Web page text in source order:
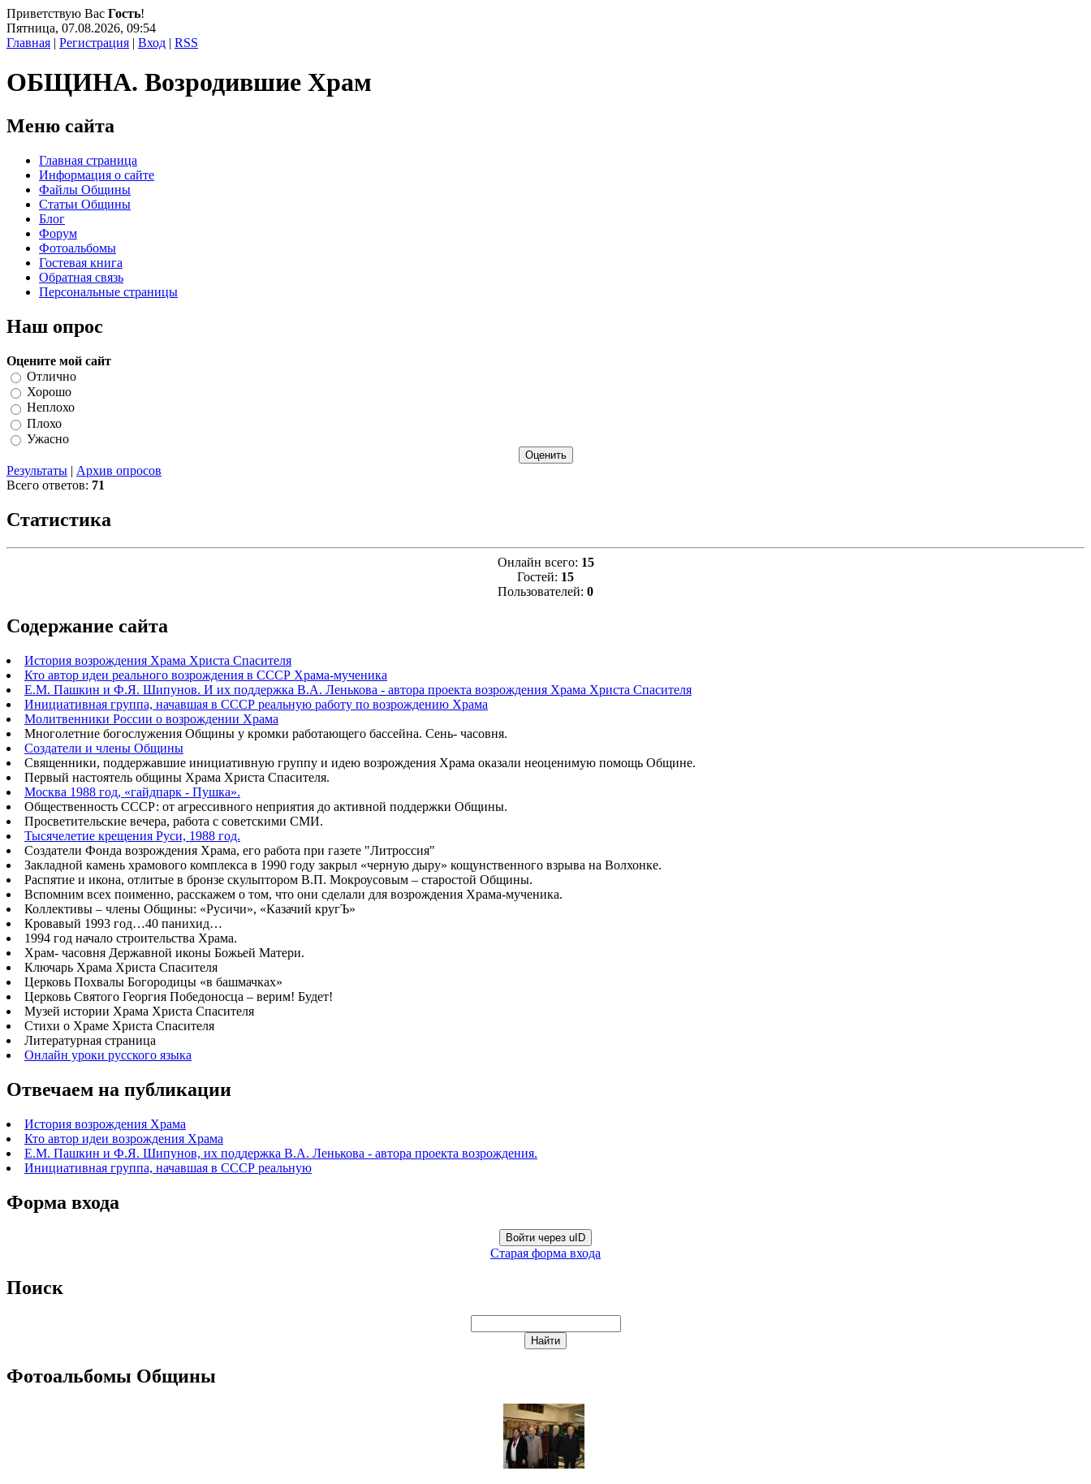
Приветствую Вас Гость!
Пятница, 07.08.2026, 09:54
Главная | Регистрация | Вход | RSS
ОБЩИНА. Возродившие Храм
Меню сайта
Главная страница
Информация о сайте
Файлы Общины
Статьи Общины
Блог
Форум
Фотоальбомы
Гостевая книга
Обратная связь
Персональные страницы
Наш опрос
Оцените мой сайт
Отлично
Хорошо
Неплохо
Плохо
Ужасно
Результаты | Архив опросов
Всего ответов: 71
Статистика
Онлайн всего: 15
Гостей: 15
Пользователей: 0
Содержание сайта
История возрождения Храма Христа Спасителя
Кто автор идеи реального возрождения в СССР Храма-мученика
Е.М. Пашкин и Ф.Я. Шипунов. И их поддержка В.А. Ленькова - автора проекта возрождения Храма Христа Спасителя
Инициативная группа, начавшая в СССР реальную работу по возрождению Храма
Молитвенники России о возрождении Храма
Многолетние богослужения Общины у кромки работающего бассейна. Сень- часовня.
Создатели и члены Общины
Священники, поддержавшие инициативную группу и идею возрождения Храма оказали неоценимую помощь Общине.
Первый настоятель общины Храма Христа Спасителя.
Москва 1988 год, «гайдпарк - Пушка».
Общественность СССР: от агрессивного неприятия до активной поддержки Общины.
Просветительские вечера, работа с советскими СМИ.
Тысячелетие крещения Руси, 1988 год.
Создатели Фонда возрождения Храма, его работа при газете "Литроссия"
Закладной камень храмового комплекса в 1990 году закрыл «черную дыру» кощунственного взрыва на Волхонке.
Распятие и икона, отлитые в бронзе скульптором В.П. Мокроусовым – старостой Общины.
Вспомним всех поименно, расскажем о том, что они сделали для возрождения Храма-мученика.
Коллективы – члены Общины: «Русичи», «Казачий кругЪ»
Кровавый 1993 год…40 панихид…
1994 год начало строительства Храма.
Храм- часовня Державной иконы Божьей Матери.
Ключарь Храма Христа Спасителя
Церковь Похвалы Богородицы «в башмачках»
Церковь Святого Георгия Победоносца – верим! Будет!
Музей истории Храма Христа Спасителя
Стихи о Храме Христа Спасителя
Литературная страница
Онлайн уроки русского языка
Отвечаем на публикации
История возрождения Храма
Кто автор идеи возрождения Храма
Е.М. Пашкин и Ф.Я. Шипунов, их поддержка В.А. Ленькова - автора проекта возрождения.
Инициативная группа, начавшая в СССР реальную
Форма входа
Войти через uID
Старая форма входа
Поиск
Фотоальбомы Общины